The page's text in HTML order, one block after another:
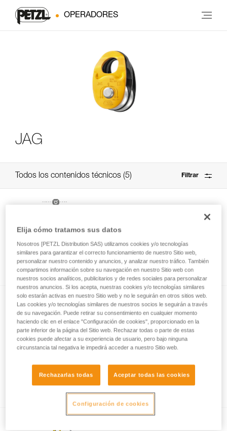
OPERADORES
JAG
Todos los contenidos técnicos 5 Filtrar
Cómo calcular la relación del polipasto
polipastos con MAESTRO, I’D S, PRO
TRAXION, ROLLCLIP...
Elija cómo tratamos sus datos
Nosotros [PETZL Distribution SAS) utilizamos cookies y/o tecnologías
similares para garantizar el correcto funcionamiento de nuestro Sitio web,
personalizar nuestro contenido y anuncios, y analizar nuestro tráfico. También
compartimos información sobre su navegación en nuestro Sitio web con
nuestros socios analíticos, publicitarios y de redes sociales para personalizar
nuestros anuncios. Si los acepta, nuestras cookies y/o tecnologías similares
solo estarán activas en nuestro Sitio web y no le seguirán en otros sitios web.
Las cookies y/o tecnologías similares de nuestros socios le seguirán a través
de su navegación. Puede retirar su consentimiento en cualquier momento
haciendo clic en el enlace "Configuración de cookies", proporcionado en la
parte inferior de la página del Sitio web. Rechazar todas o parte de estas
cookies puede afectar a su experiencia de usuario, pero bajo ninguna
circunstancia tal negativa le impedirá acceder a nuestro Sitio web.
Rechazarlas todas Aceptar todas las cookies
Configuración de cookies